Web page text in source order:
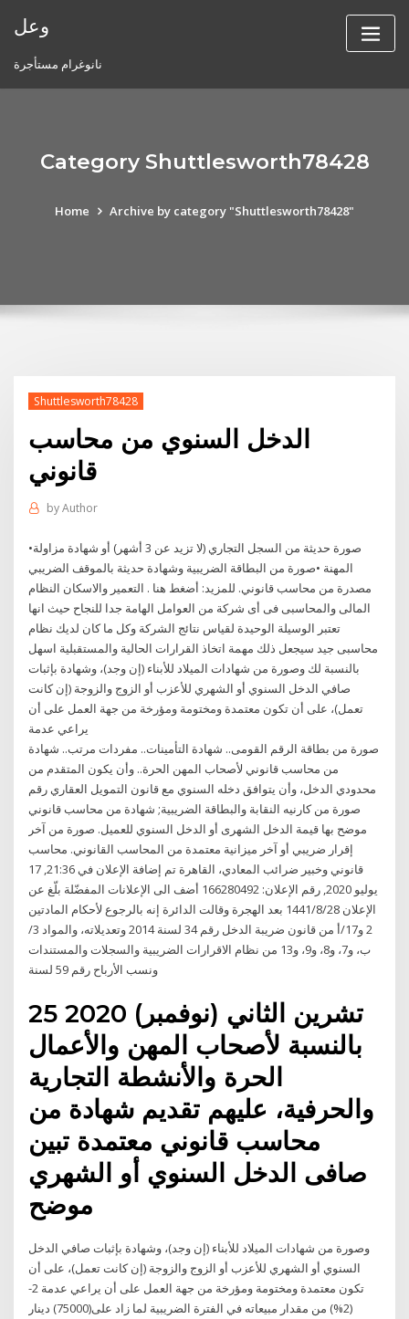
وعل
نانوغرام مستأجرة
Category Shuttlesworth78428
Home Archive by category "Shuttlesworth78428"
Shuttlesworth78428
الدخل السنوي من محاسب
قانوني
byAuthor
•صورة حديثة من السجل التجاري (لا تزيد عن 3 أشهر) أو شهادة مزاولة
المهنة •صورة من البطاقة الضريبية وشهادة حديثة بالموقف الضريبي
مصدرة من محاسب قانوني. للمزيد: أضغط هنا . التعمير والاسكان النظام
المالى والمحاسبى فى أى شركة من العوامل الهامة جدا للنجاح حيث انها
تعتبر الوسيلة الوحيدة لقياس نتائج الشركة وكل ما كان لديك نظام
محاسبى جيد سيجعل ذلك مهمة اتخاذ القرارات الحالية والمستقبلية اسهل
بالنسبة لك وصورة من شهادات الميلاد للأبناء (إن وجد)، وشهادة بإثبات
صافي الدخل السنوي أو الشهري للأعزب أو الزوج والزوجة (إن كانت
تعمل)، على أن تكون معتمدة ومختومة ومؤرخة من جهة العمل على أن
يراعي عدمة
صورة من بطاقة الرقم القومى.. شهادة التأمينات.. مفردات مرتب.. شهادة
من محاسب قانوني لأصحاب المهن الحرة.. وأن يكون المتقدم من
محدودي الدخل، وأن يتوافق دخله السنوي مع قانون التمويل العقاري رقم
صورة من كارنيه النقابة والبطاقة الضريبية; شهادة من محاسب قانوني
موضح بها قيمة الدخل الشهرى أو الدخل السنوي للعميل. صورة من آخر
إقرار ضريبي أو آخر ميزانية معتمدة من المحاسب القانوني. محاسب
قانوني وخبير ضرائب المعادي، القاهرة تم إضافة الإعلان في 21:36, 17
يوليو 2020, رقم الإعلان: 166280492 أضف الى الإعلانات المفضّلة بلّغ عن
الإعلان 28‏‏/8‏‏/1441 بعد الهجرة وقالت الدائرة إنه بالرجوع لأحكام المادتين
2 و17/أ من قانون ضريبة الدخل رقم 34 لسنة 2014 وتعديلاته، والمواد 3/
ب، و7، و8، و9، و13 من نظام الاقرارات الضريبية والسجلات والمستندات
ونسب الأرباح رقم 59 لسنة
25 تشرين الثاني (نوفمبر) 2020
بالنسبة لأصحاب المهن والأعمال
الحرة والأنشطة التجارية
والحرفية، عليهم تقديم شهادة من
محاسب قانوني معتمدة تبين
صافى الدخل السنوي أو الشهري
وصورة من شهادات الميلاد للأبناء (إن وجد)، وشهادة بإثبات صافي الدخل
السنوي أو الشهري للأعزب أو الزوج والزوجة (إن كانت تعمل)، على أن
تكون معتمدة ومختومة ومؤرخة من جهة العمل على أن يراعي عدمة 2-
(2%) من مقدار مبيعاته في الفترة الضريبية لما زاد على(75000) دينار